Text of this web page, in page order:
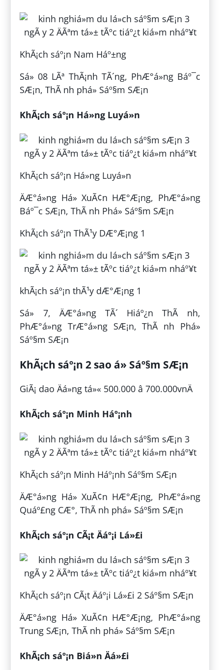
KhÃ¡ch sáº¡n Nam Háº±ng
Sá» 08 LÃª ThÃ¡nh TÃ´ng, PhÆ°á»ng Báº¯c
SÆ¡n, ThÃ nh phá» Sáº§m SÆ¡n
KhÃ¡ch sáº¡n Há»ng Luyá»n
KhÃ¡ch sáº¡n Há»ng Luyá»n
ÄÆ°á»ng Há» XuÃ¢n HÆ°Æ¡ng, PhÆ°á»ng
Báº¯c SÆ¡n, ThÃ nh Phá» Sáº§m SÆ¡n
KhÃ¡ch sáº¡n ThÃ¹y DÆ°Æ¡ng 1
khÃ¡ch sáº¡n thÃ¹y dÆ°Æ¡ng 1
Sá» 7, ÄÆ°á»ng TÃ´ Hiáº¿n ThÃ nh,
PhÆ°á»ng TrÆ°á»ng SÆ¡n, ThÃ nh Phá»
Sáº§m SÆ¡n
KhÃ¡ch sáº¡n 2 sao á» Sáº§m SÆ¡n
GiÃ¡ dao Äá»ng tá»« 500.000 â 700.000vnÄ
KhÃ¡ch sáº¡n Minh Háº¡nh
KhÃ¡ch sáº¡n Minh Háº¡nh Sáº§m SÆ¡n
ÄÆ°á»ng Há» XuÃ¢n HÆ°Æ¡ng, PhÆ°á»ng
Quáº£ng CÆ°, ThÃ nh phá» Sáº§m SÆ¡n
KhÃ¡ch sáº¡n CÃ¡t Äáº¡i Lá»£i
KhÃ¡ch sáº¡n CÃ¡t Äáº¡i Lá»£i 2 Sáº§m SÆ¡n
ÄÆ°á»ng Há» XuÃ¢n HÆ°Æ¡ng, PhÆ°á»ng
Trung SÆ¡n, ThÃ nh phá» Sáº§m SÆ¡n
KhÃ¡ch sáº¡n Biá»n Äá»£i